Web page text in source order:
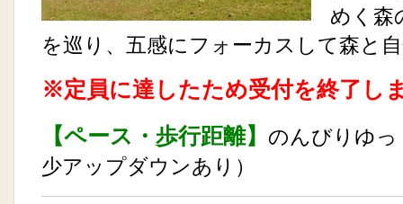
めく森
を巡り、五感にフォーカスして森と
※定員に達したため受付を終了し
【ペース・歩行距離】 のんびりゆっ
少アップダウンあり）